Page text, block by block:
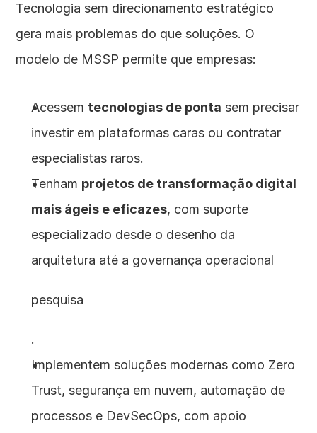
Tecnologia sem direcionamento estratégico
gera mais problemas do que soluções. O
modelo de MSSP permite que empresas:
Acessem tecnologias de ponta sem precisar
investir em plataformas caras ou contratar
especialistas raros.
Tenham projetos de transformação digital
mais ágeis e eficazes, com suporte
especializado desde o desenho da
arquitetura até a governança operacional
pesquisa
.
Implementem soluções modernas como Zero
Trust, segurança em nuvem, automação de
processos e DevSecOps, com apoio